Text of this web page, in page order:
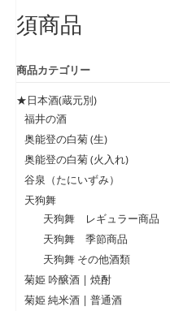
須商品
商品カテゴリー
★日本酒(蔵元別)
福井の酒
奥能登の白菊 (生)
奥能登の白菊 (火入れ)
谷泉（たにいずみ）
天狗舞
天狗舞 レギュラー商品
天狗舞 季節商品
天狗舞 その他酒類
菊姫 吟醸酒 | 焼酎
菊姫 純米酒 | 普通酒